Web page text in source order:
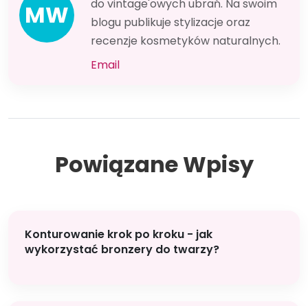
MW
do vintage'owych ubrań. Na swoim
blogu publikuje stylizacje oraz
recenzje kosmetyków naturalnych.
Email
Powiązane Wpisy
Konturowanie krok po kroku - jak
wykorzystać bronzery do twarzy?